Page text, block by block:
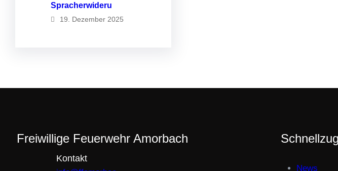
Spracherwideru
19. Dezember 2025
Freiwillige Feuerwehr Amorbach
Kontakt
News